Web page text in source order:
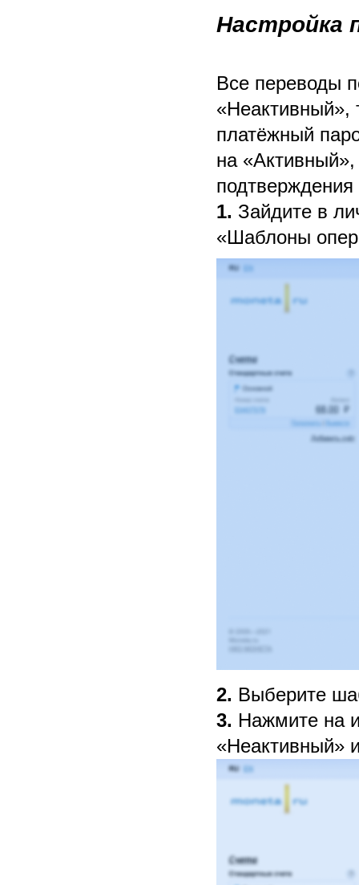
Настройка
Все переводы
«Неактивный»,
платёжный
на «Активный»,
1. Зайдите в
«Шаблоны
2. Выберите
3. Нажмите на
«Неактивный»